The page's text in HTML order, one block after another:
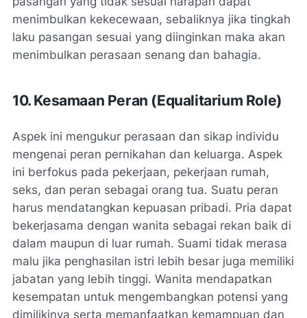
menimbulkan kekecewaan, sebaliknya jika tingkah
laku pasangan sesuai yang diinginkan maka akan
menimbulkan perasaan senang dan bahagia.
10. Kesamaan Peran (Equalitarium Role)
Aspek ini mengukur perasaan dan sikap individu
mengenai peran pernikahan dan keluarga. Aspek
ini berfokus pada pekerjaan, pekerjaan rumah,
seks, dan peran sebagai orang tua. Suatu peran
harus mendatangkan kepuasan pribadi. Pria dapat
bekerjasama dengan wanita sebagai rekan baik di
dalam maupun di luar rumah. Suami tidak merasa
malu jika penghasilan istri lebih besar juga memiliki
jabatan yang lebih tinggi. Wanita mendapatkan
kesempatan untuk mengembangkan potensi yang
dimilikinya serta memanfaatkan kemampuan dan